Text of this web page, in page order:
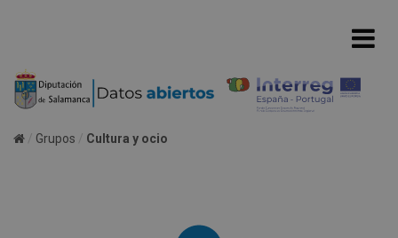
Grupos Cultura y ocio